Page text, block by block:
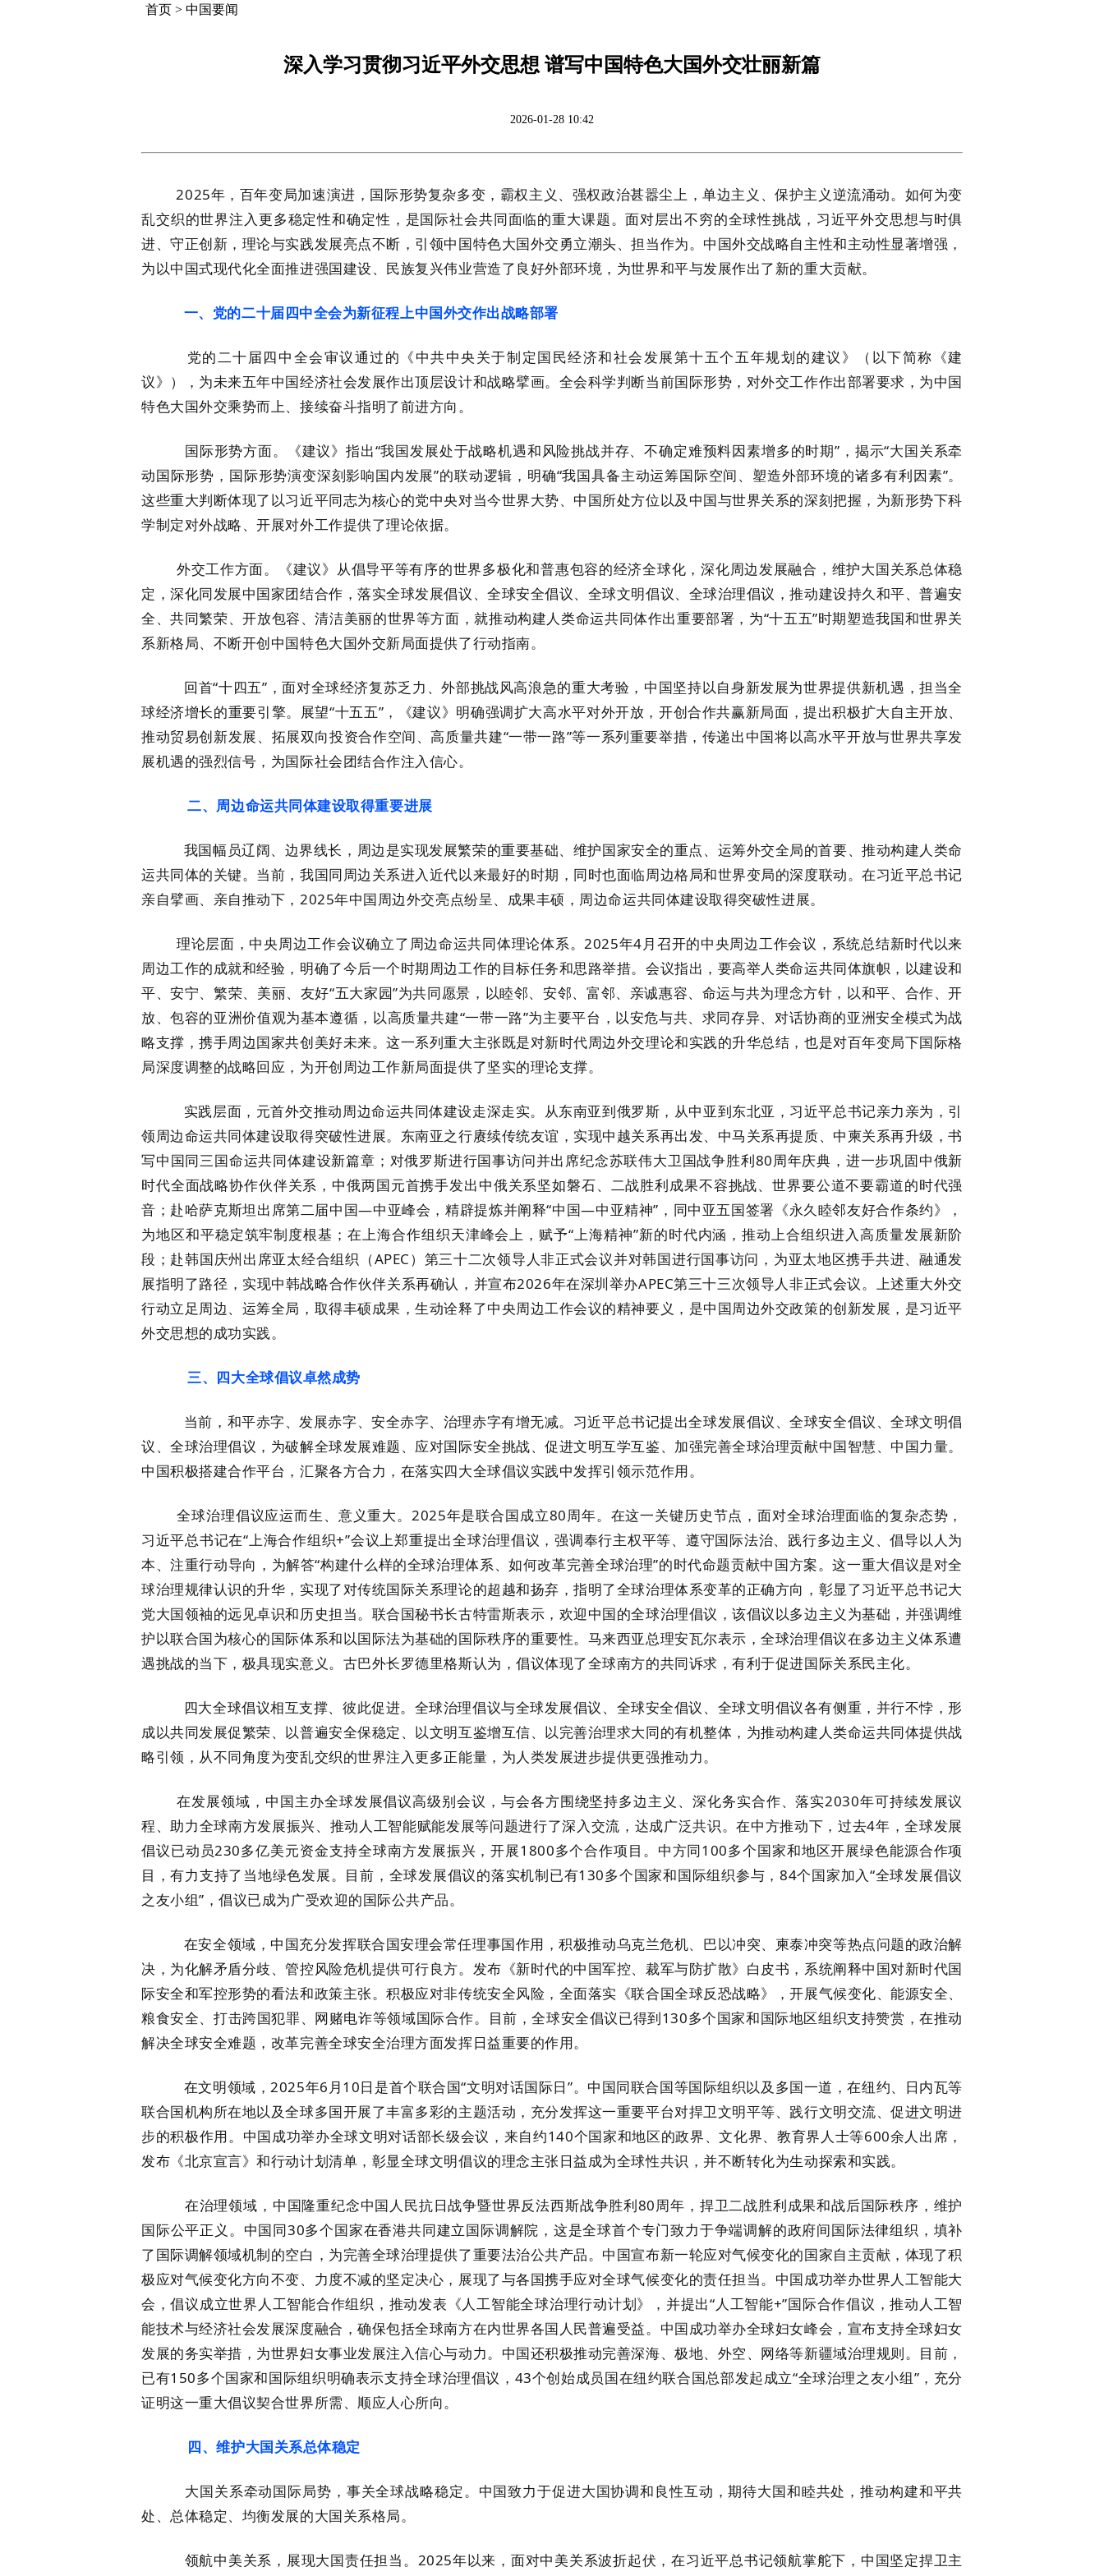
首页 > 中国要闻
深入学习贯彻习近平外交思想 谱写中国特色大国外交壮丽新篇
2026-01-28 10:42
2025年，百年变局加速演进，国际形势复杂多变，霸权主义、强权政治甚嚣尘上，单边主义、保护主义逆流涌动。如何为变
乱交织的世界注入更多稳定性和确定性，是国际社会共同面临的重大课题。面对层出不穷的全球性挑战，习近平外交思想与时俱
进、守正创新，理论与实践发展亮点不断，引领中国特色大国外交勇立潮头、担当作为。中国外交战略自主性和主动性显著增强，
为以中国式现代化全面推进强国建设、民族复兴伟业营造了良好外部环境，为世界和平与发展作出了新的重大贡献。
一、党的二十届四中全会为新征程上中国外交作出战略部署
党的二十届四中全会审议通过的《中共中央关于制定国民经济和社会发展第十五个五年规划的建议》（以下简称《建
议》），为未来五年中国经济社会发展作出顶层设计和战略擘画。全会科学判断当前国际形势，对外交工作作出部署要求，为中国
特色大国外交乘势而上、接续奋斗指明了前进方向。
国际形势方面。《建议》指出“我国发展处于战略机遇和风险挑战并存、不确定难预料因素增多的时期”，揭示“大国关系牵
动国际形势，国际形势演变深刻影响国内发展”的联动逻辑，明确“我国具备主动运筹国际空间、塑造外部环境的诸多有利因素”。
这些重大判断体现了以习近平同志为核心的党中央对当今世界大势、中国所处方位以及中国与世界关系的深刻把握，为新形势下科
学制定对外战略、开展对外工作提供了理论依据。
外交工作方面。《建议》从倡导平等有序的世界多极化和普惠包容的经济全球化，深化周边发展融合，维护大国关系总体稳
定，深化同发展中国家团结合作，落实全球发展倡议、全球安全倡议、全球文明倡议、全球治理倡议，推动建设持久和平、普遍安
全、共同繁荣、开放包容、清洁美丽的世界等方面，就推动构建人类命运共同体作出重要部署，为“十五五”时期塑造我国和世界关
系新格局、不断开创中国特色大国外交新局面提供了行动指南。
回首“十四五”，面对全球经济复苏乏力、外部挑战风高浪急的重大考验，中国坚持以自身新发展为世界提供新机遇，担当全
球经济增长的重要引擎。展望“十五五”，《建议》明确强调扩大高水平对外开放，开创合作共赢新局面，提出积极扩大自主开放、
推动贸易创新发展、拓展双向投资合作空间、高质量共建“一带一路”等一系列重要举措，传递出中国将以高水平开放与世界共享发
展机遇的强烈信号，为国际社会团结合作注入信心。
二、周边命运共同体建设取得重要进展
我国幅员辽阔、边界线长，周边是实现发展繁荣的重要基础、维护国家安全的重点、运筹外交全局的首要、推动构建人类命
运共同体的关键。当前，我国同周边关系进入近代以来最好的时期，同时也面临周边格局和世界变局的深度联动。在习近平总书记
亲自擘画、亲自推动下，2025年中国周边外交亮点纷呈、成果丰硕，周边命运共同体建设取得突破性进展。
理论层面，中央周边工作会议确立了周边命运共同体理论体系。2025年4月召开的中央周边工作会议，系统总结新时代以来
周边工作的成就和经验，明确了今后一个时期周边工作的目标任务和思路举措。会议指出，要高举人类命运共同体旗帜，以建设和
平、安宁、繁荣、美丽、友好“五大家园”为共同愿景，以睦邻、安邻、富邻、亲诚惠容、命运与共为理念方针，以和平、合作、开
放、包容的亚洲价值观为基本遵循，以高质量共建“一带一路”为主要平台，以安危与共、求同存异、对话协商的亚洲安全模式为战
略支撑，携手周边国家共创美好未来。这一系列重大主张既是对新时代周边外交理论和实践的升华总结，也是对百年变局下国际格
局深度调整的战略回应，为开创周边工作新局面提供了坚实的理论支撑。
实践层面，元首外交推动周边命运共同体建设走深走实。从东南亚到俄罗斯，从中亚到东北亚，习近平总书记亲力亲为，引
领周边命运共同体建设取得突破性进展。东南亚之行赓续传统友谊，实现中越关系再出发、中马关系再提质、中柬关系再升级，书
写中国同三国命运共同体建设新篇章；对俄罗斯进行国事访问并出席纪念苏联伟大卫国战争胜利80周年庆典，进一步巩固中俄新
时代全面战略协作伙伴关系，中俄两国元首携手发出中俄关系坚如磐石、二战胜利成果不容挑战、世界要公道不要霸道的时代强
音；赴哈萨克斯坦出席第二届中国—中亚峰会，精辟提炼并阐释“中国—中亚精神”，同中亚五国签署《永久睦邻友好合作条约》，
为地区和平稳定筑牢制度根基；在上海合作组织天津峰会上，赋予“上海精神”新的时代内涵，推动上合组织进入高质量发展新阶
段；赴韩国庆州出席亚太经合组织（APEC）第三十二次领导人非正式会议并对韩国进行国事访问，为亚太地区携手共进、融通发
展指明了路径，实现中韩战略合作伙伴关系再确认，并宣布2026年在深圳举办APEC第三十三次领导人非正式会议。上述重大外交
行动立足周边、运筹全局，取得丰硕成果，生动诠释了中央周边工作会议的精神要义，是中国周边外交政策的创新发展，是习近平
外交思想的成功实践。
三、四大全球倡议卓然成势
当前，和平赤字、发展赤字、安全赤字、治理赤字有增无减。习近平总书记提出全球发展倡议、全球安全倡议、全球文明倡
议、全球治理倡议，为破解全球发展难题、应对国际安全挑战、促进文明互学互鉴、加强完善全球治理贡献中国智慧、中国力量。
中国积极搭建合作平台，汇聚各方合力，在落实四大全球倡议实践中发挥引领示范作用。
全球治理倡议应运而生、意义重大。2025年是联合国成立80周年。在这一关键历史节点，面对全球治理面临的复杂态势，
习近平总书记在“上海合作组织+”会议上郑重提出全球治理倡议，强调奉行主权平等、遵守国际法治、践行多边主义、倡导以人为
本、注重行动导向，为解答“构建什么样的全球治理体系、如何改革完善全球治理”的时代命题贡献中国方案。这一重大倡议是对全
球治理规律认识的升华，实现了对传统国际关系理论的超越和扬弃，指明了全球治理体系变革的正确方向，彰显了习近平总书记大
党大国领袖的远见卓识和历史担当。联合国秘书长古特雷斯表示，欢迎中国的全球治理倡议，该倡议以多边主义为基础，并强调维
护以联合国为核心的国际体系和以国际法为基础的国际秩序的重要性。马来西亚总理安瓦尔表示，全球治理倡议在多边主义体系遭
遇挑战的当下，极具现实意义。古巴外长罗德里格斯认为，倡议体现了全球南方的共同诉求，有利于促进国际关系民主化。
四大全球倡议相互支撑、彼此促进。全球治理倡议与全球发展倡议、全球安全倡议、全球文明倡议各有侧重，并行不悖，形
成以共同发展促繁荣、以普遍安全保稳定、以文明互鉴增互信、以完善治理求大同的有机整体，为推动构建人类命运共同体提供战
略引领，从不同角度为变乱交织的世界注入更多正能量，为人类发展进步提供更强推动力。
在发展领域，中国主办全球发展倡议高级别会议，与会各方围绕坚持多边主义、深化务实合作、落实2030年可持续发展议
程、助力全球南方发展振兴、推动人工智能赋能发展等问题进行了深入交流，达成广泛共识。在中方推动下，过去4年，全球发展
倡议已动员230多亿美元资金支持全球南方发展振兴，开展1800多个合作项目。中方同100多个国家和地区开展绿色能源合作项
目，有力支持了当地绿色发展。目前，全球发展倡议的落实机制已有130多个国家和国际组织参与，84个国家加入“全球发展倡议
之友小组”，倡议已成为广受欢迎的国际公共产品。
在安全领域，中国充分发挥联合国安理会常任理事国作用，积极推动乌克兰危机、巴以冲突、柬泰冲突等热点问题的政治解
决，为化解矛盾分歧、管控风险危机提供可行良方。发布《新时代的中国军控、裁军与防扩散》白皮书，系统阐释中国对新时代国
际安全和军控形势的看法和政策主张。积极应对非传统安全风险，全面落实《联合国全球反恐战略》，开展气候变化、能源安全、
粮食安全、打击跨国犯罪、网赌电诈等领域国际合作。目前，全球安全倡议已得到130多个国家和国际地区组织支持赞赏，在推动
解决全球安全难题，改革完善全球安全治理方面发挥日益重要的作用。
在文明领域，2025年6月10日是首个联合国“文明对话国际日”。中国同联合国等国际组织以及多国一道，在纽约、日内瓦等
联合国机构所在地以及全球多国开展了丰富多彩的主题活动，充分发挥这一重要平台对捍卫文明平等、践行文明交流、促进文明进
步的积极作用。中国成功举办全球文明对话部长级会议，来自约140个国家和地区的政界、文化界、教育界人士等600余人出席，
发布《北京宣言》和行动计划清单，彰显全球文明倡议的理念主张日益成为全球性共识，并不断转化为生动探索和实践。
在治理领域，中国隆重纪念中国人民抗日战争暨世界反法西斯战争胜利80周年，捍卫二战胜利成果和战后国际秩序，维护
国际公平正义。中国同30多个国家在香港共同建立国际调解院，这是全球首个专门致力于争端调解的政府间国际法律组织，填补
了国际调解领域机制的空白，为完善全球治理提供了重要法治公共产品。中国宣布新一轮应对气候变化的国家自主贡献，体现了积
极应对气候变化方向不变、力度不减的坚定决心，展现了与各国携手应对全球气候变化的责任担当。中国成功举办世界人工智能大
会，倡议成立世界人工智能合作组织，推动发表《人工智能全球治理行动计划》，并提出“人工智能+”国际合作倡议，推动人工智
能技术与经济社会发展深度融合，确保包括全球南方在内世界各国人民普遍受益。中国成功举办全球妇女峰会，宣布支持全球妇女
发展的务实举措，为世界妇女事业发展注入信心与动力。中国还积极推动完善深海、极地、外空、网络等新疆域治理规则。目前，
已有150多个国家和国际组织明确表示支持全球治理倡议，43个创始成员国在纽约联合国总部发起成立“全球治理之友小组”，充分
证明这一重大倡议契合世界所需、顺应人心所向。
四、维护大国关系总体稳定
大国关系牵动国际局势，事关全球战略稳定。中国致力于促进大国协调和良性互动，期待大国和睦共处，推动构建和平共
处、总体稳定、均衡发展的大国关系格局。
领航中美关系，展现大国责任担当。2025年以来，面对中美关系波折起伏，在习近平总书记领航掌舵下，中国坚定捍卫主